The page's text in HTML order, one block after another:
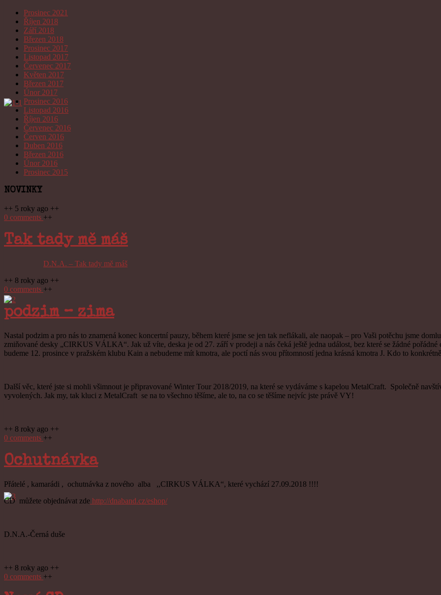
Prosinec 2021
Říjen 2018
Září 2018
Březen 2018
Prosinec 2017
Listopad 2017
Červenec 2017
Květen 2017
Březen 2017
Únor 2017
Prosinec 2016
Listopad 2016
Říjen 2016
Červenec 2016
Červen 2016
Duben 2016
Březen 2016
Únor 2016
Prosinec 2015
NOVINKY
++ 5 roky ago ++
0 comments ++
Tak tady mě máš
D.N.A. – Tak tady mě máš
++ 8 roky ago ++
0 comments ++
podzim – zima
Nastal podzim a pro nás to znamená konec koncertní pauzy, během které jsme se jen tak neflákali, ale naopak – pro Vaši potěchu jsme
zmiňované desky „CIRKUS VÁLKA“. Jak už víte, deska je od 27. září v prodeji a nás čeká ještě jedna událost, bez které se žádné
budeme 12. prosince v pražském klubu Kain a nebudeme mít kmotra, ale poctí nás svou přítomností jedna krásná kmotra J. Kdo to
Další věc, které jste si mohli všimnout je připravované Winter Tour 2018/2019, na které se vydáváme s kapelou MetalCraft. Společně
vyvolených. Jak my, tak kluci z MetalCraft se na to všechno těšíme, ale to, na co se těšíme nejvíc jste právě VY!
++ 8 roky ago ++
0 comments ++
Ochutnávka
Přátelé , kamarádi , ochutnávka z nového alba ,,CIRKUS VÁLKA“, které vychází 27.09.2018 !!!!
CD můžete objednávat zde http://dnaband.cz/eshop/
D.N.A.-Černá duše
++ 8 roky ago ++
0 comments ++